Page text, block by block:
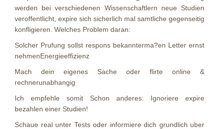
werden bei verschiedenen Wissenschaftlern neue Studien
veroffentlicht, expire sich sicherlich mal samtliche gegenseitig
konfligieren. Welches Problem daran:
Solcher Prufung sollst respons bekannterma?en Letter ernst
nehmenEnergieeffizienz
Mach dein eigenes Sache oder flirte online &
rechnerunabhangig
Ich empfehle somit Schon anderes: Ignoriere expire
bezahlen einer Studien!
Schaue real unter Tests oder informiere dich grundlich uber